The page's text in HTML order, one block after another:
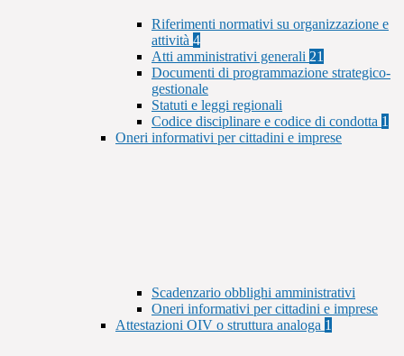
Riferimenti normativi su organizzazione e
attività 4
Atti amministrativi generali 21
Documenti di programmazione strategico-
gestionale
Statuti e leggi regionali
Codice disciplinare e codice di condotta 1
Oneri informativi per cittadini e imprese
Scadenzario obblighi amministrativi
Oneri informativi per cittadini e imprese
Attestazioni OIV o struttura analoga 1